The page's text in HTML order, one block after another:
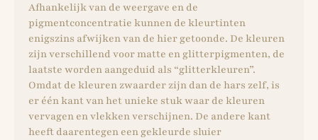
Afhankelijk van de weergave en de
pigmentconcentratie kunnen de kleurtinten
enigszins afwijken van de hier getoonde. De kleuren
zijn verschillend voor matte en glitterpigmenten, de
laatste worden aangeduid als “glitterkleuren”.
Omdat de kleuren zwaarder zijn dan de hars zelf, is
er één kant van het unieke stuk waar de kleuren
vervagen en vlekken verschijnen. De andere kant
heeft daarentegen een gekleurde sluier